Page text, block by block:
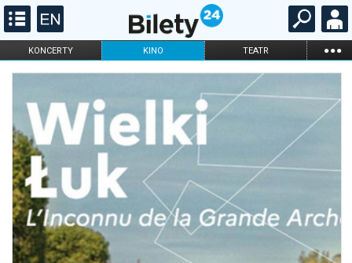
KONCERTY KINO TEATR ...
FILHARMONIA OPERA I BALET
STAND-UP
ONLINE KARNETY